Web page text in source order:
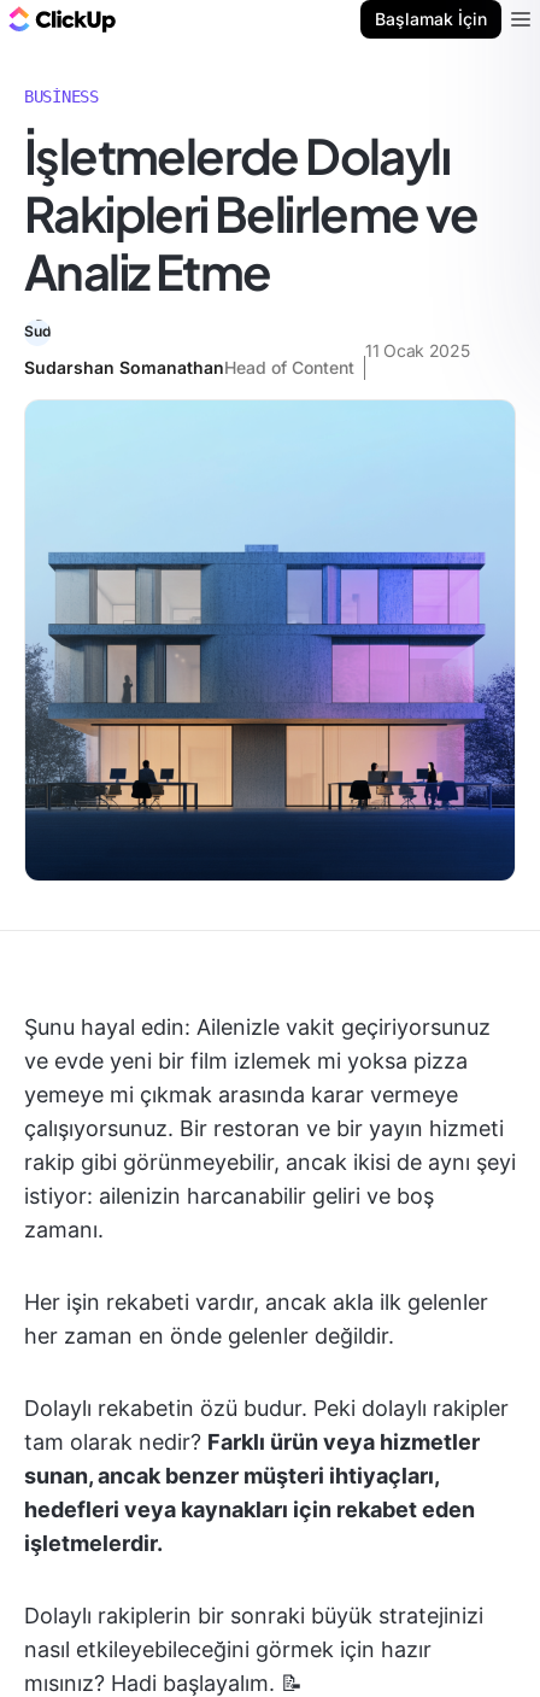
Başlamak İçin
BUSINESS
İşletmelerde Dolaylı
Rakipleri Belirleme ve
Analiz Etme
Sudarshan SomanathanHead of Content
11 Ocak 2025
Şunu hayal edin: Ailenizle vakit geçiriyorsunuz
ve evde yeni bir film izlemek mi yoksa pizza
yemeye mi çıkmak arasında karar vermeye
çalışıyorsunuz. Bir restoran ve bir yayın hizmeti
rakip gibi görünmeyebilir, ancak ikisi de aynı şeyi
istiyor: ailenizin harcanabilir geliri ve boş
zamanı.
Her işin rekabeti vardır, ancak akla ilk gelenler
her zaman en önde gelenler değildir.
Dolaylı rekabetin özü budur. Peki dolaylı rakipler
tam olarak nedir? Farklı ürün veya hizmetler
sunan, ancak benzer müşteri ihtiyaçları,
hedefleri veya kaynakları için rekabet eden
işletmelerdir.
Dolaylı rakiplerin bir sonraki büyük stratejinizi
nasıl etkileyebileceğini görmek için hazır
mısınız? Hadi başlayalım. 📝